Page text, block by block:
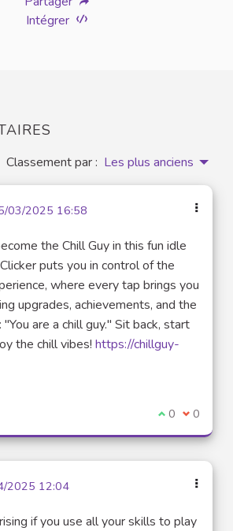
Intégrer
Classement par : Les plus anciens
03/2025 16:58
the Chill Guy in this fun idle
puts you in control of the
where every tap brings you
upgrades, achievements, and the
are a chill guy." Sit back, start
the chill vibes! https://chillguy-
Je suis
0 Je ne
0
2025 12:04
if you use all your skills to play